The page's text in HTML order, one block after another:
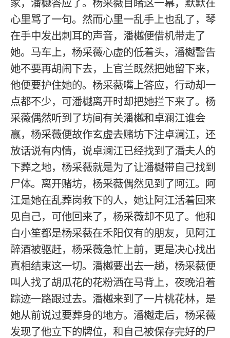
家，潘樾答应了。杨采薇目睹这一幕，默默在
心里骂了一句。然而心里一乱手上也乱了，琴
在手中发出刺耳的声音，潘樾便借机带走了
她。马车上，杨采薇心虚的低着头，潘樾警告
她不要再胡闹下去，上官兰既然把她留下来，
他便要护住她的。杨采薇嘴上答应，行动却一
点都不少，可潘樾离开时却把她拦下来了。杨
采薇偶然听到了坊间有关潘樾和卓澜江谁会
赢，杨采薇便故作玄虚去赌坊下注卓澜江，还
放话说有内情，说卓澜江已经找到了潘夫人的
下葬之地，杨采薇就是为了让潘樾带自己找到
尸体。离开赌坊，杨采薇偶然见到了阿江。阿
江是她在乱葬岗救下的人，她让阿江活着回来
见自己，可他回来了，杨采薇却不见了。他和
白小笙都是杨采薇在禾阳仅有的朋友，见阿江
醉酒被驱赶，杨采薇急忙上前，更是决心找出
真相结束这一切。潘樾要出去一趟，杨采薇便
叫人找了胡瓜花的花粉洒在马背上，夜晚沿着
踪迹一路跟过去。潘樾来到了一片桃花林，是
她从前说过要葬身的地方。潘樾走后，杨采薇
发现了他立下的牌位，和自己被保存完好的尸